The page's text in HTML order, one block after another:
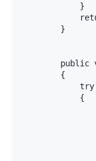
            }
        }
public
        {
            try
            {